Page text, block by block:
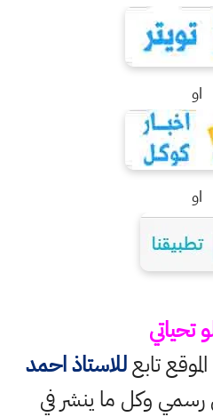
او
او
تحياتي
تابعللاستاذ احمد
وكل ما ينشر في